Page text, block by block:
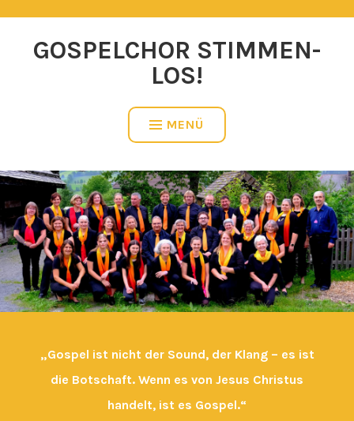
springenGOSPELCHOR STIMMEN-
LOS!
MENÜ
„Gospel ist nicht der Sound, der Klang – es ist
die Botschaft. Wenn es von Jesus Christus
handelt, ist es Gospel.“